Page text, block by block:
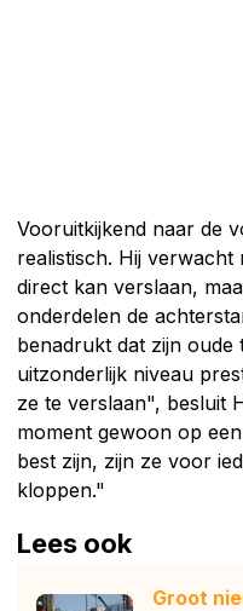
Vooruitkijkend naar de
realistisch. Hij verwacht
direct kan verslaan,
onderdelen de
benadrukt dat zijn oude
uitzonderlijk niveau
ze te verslaan", besluit
moment gewoon op
best zijn, zijn ze voor
kloppen."
Lees ook
Groot